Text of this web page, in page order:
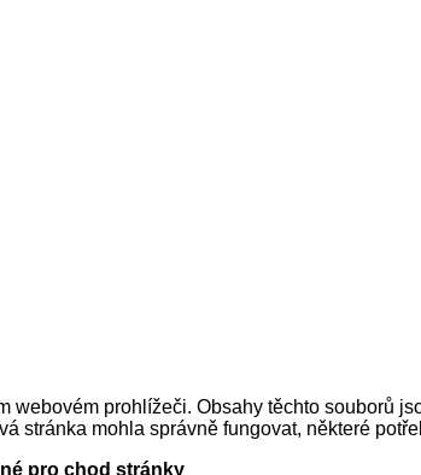
prohlížeči. Obsahy těchto souborů
stránka mohla správně fungovat, některé
pro chod stránky